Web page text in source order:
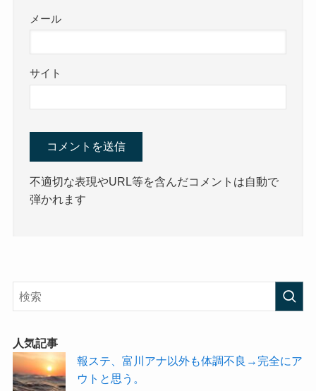
メール
サイト
不適切な表現やURL等を含んだコメントは自動で
弾かれます
人気記事
報ステ、富川アナ以外も体調不良→完全にア
ウトと思う。